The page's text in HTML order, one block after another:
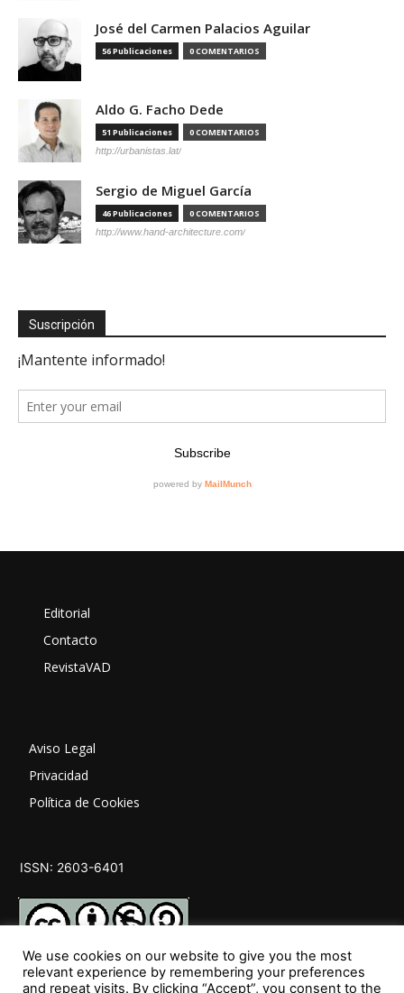
José del Carmen Palacios Aguilar
56 Publicaciones 0 COMENTARIOS
Aldo G. Facho Dede
51 Publicaciones 0 COMENTARIOS
http://urbanistas.lat/
Sergio de Miguel García
46 Publicaciones 0 COMENTARIOS
http://www.hand-architecture.com/
Suscripción
Editorial
Contacto
RevistaVAD
Aviso Legal
Privacidad
Política de Cookies
ISSN: 2603-6401
We use cookies on our website to give you the most
relevant experience by remembering your preferences
and repeat visits. By clicking “Accept”, you consent to the